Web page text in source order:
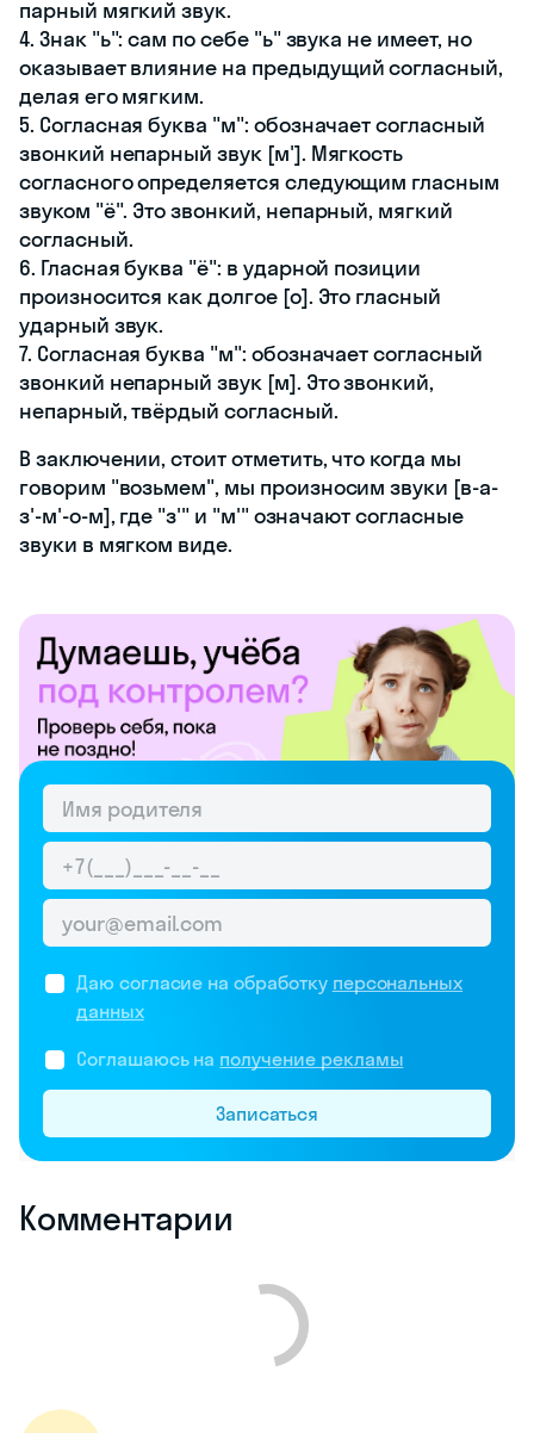
парный мягкий звук.
4. Знак "ь": сам по себе "ь" звука не имеет, но
оказывает влияние на предыдущий согласный,
делая его мягким.
5. Согласная буква "м": обозначает согласный
звонкий непарный звук [м']. Мягкость
согласного определяется следующим гласным
звуком "ё". Это звонкий, непарный, мягкий
согласный.
6. Гласная буква "ё": в ударной позиции
произносится как долгое [о]. Это гласный
ударный звук.
7. Согласная буква "м": обозначает согласный
звонкий непарный звук [м]. Это звонкий,
непарный, твёрдый согласный.
В заключении, стоит отметить, что когда мы
говорим "возьмем", мы произносим звуки [в-а-
з'-м'-о-м], где "з'" и "м'" означают согласные
звуки в мягком виде.
Даю согласие на обработку персональных
данных
Соглашаюсь на получение рекламы
Записаться
Комментарии